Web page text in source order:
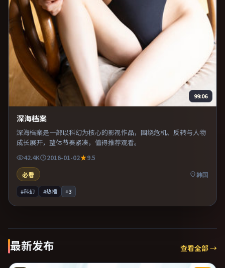
99:06
深海档案
深海档案是一部以科幻为核心的影视作品，围绕危机、反转与人物
成长展开，整体节奏紧凑，值得推荐观看。
42.4K 2016-01-02
9.5
必看
韩国
#科幻 #热播 +3
最新发布 查看全部 →